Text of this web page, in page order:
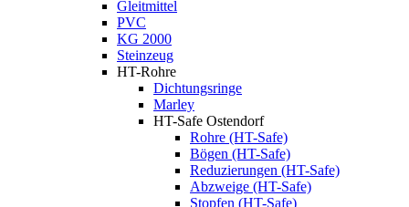
Gleitmittel
PVC
KG 2000
Steinzeug
HT-Rohre
Dichtungsringe
Marley
HT-Safe Ostendorf
Rohre (HT-Safe)
Bögen (HT-Safe)
Reduzierungen (HT-Safe)
Abzweige (HT-Safe)
Stopfen (HT-Safe)